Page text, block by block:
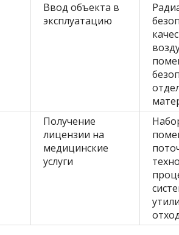
Ввод объекта в
эксплуатацию
Получение
лицензии на
медицинские
услуги